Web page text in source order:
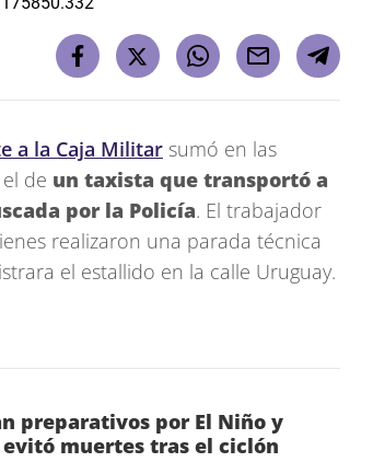
a la Caja Militar sumó en las
de un taxista que transportó a
por la Policía. El trabajador
realizaron una parada técnica
el estallido en la calle Uruguay.
preparativos por El Niño y
muertes tras el ciclón